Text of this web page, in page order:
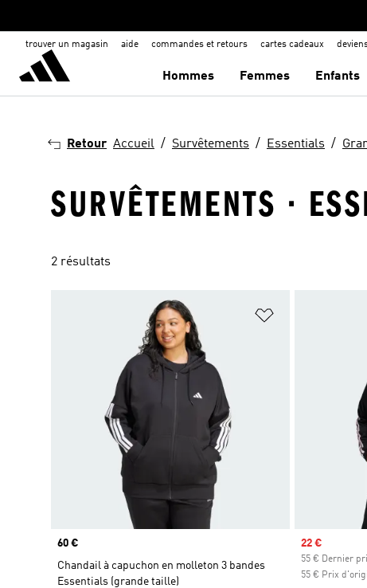
trouver un magasin aide commandes et retours cartes cadeaux
Hommes Femmes Enfants
Retour Accueil Survêtements Essentials
SURVÊTEMENTS ·
2 résultats
Ajouter à la
Prix
60 €
Chandail à capuchon en molleton 3 bandes
Essentials (grande taille)
Prix soldé
22 €
55 € Dernier
55 € Prix